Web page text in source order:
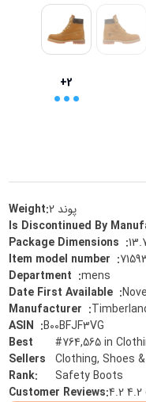
+2
...
Weight:2 پوند
:
:
:mens
:
:
:B00BFJF3VG
Best
Sellers
Rank:
#764,565 in
Clothing, Shoes
Safety Boots
Customer Reviews:4.2